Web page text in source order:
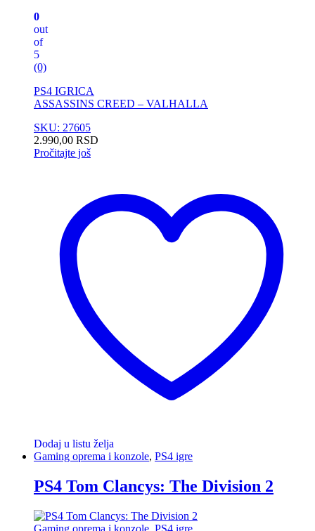
0
out
of
5
(0)
PS4 IGRICA
ASSASSINS CREED – VALHALLA
SKU: 27605
2.990,00 RSD
Pročitajte još
Dodaj u listu želja
Gaming oprema i konzole, PS4 igre
PS4 Tom Clancys: The Division 2